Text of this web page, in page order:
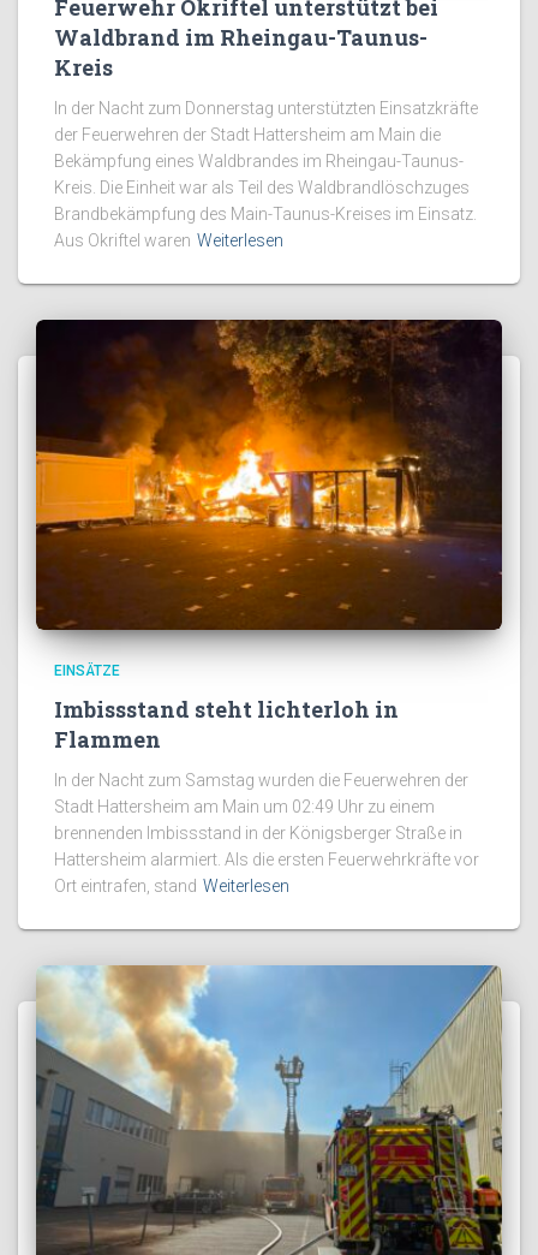
Feuerwehr Okriftel unterstützt bei
Waldbrand im Rheingau-Taunus-
Kreis
In der Nacht zum Donnerstag unterstützten Einsatzkräfte
der Feuerwehren der Stadt Hattersheim am Main die
Bekämpfung eines Waldbrandes im Rheingau-Taunus-
Kreis. Die Einheit war als Teil des Waldbrandlöschzuges
Brandbekämpfung des Main-Taunus-Kreises im Einsatz.
Aus Okriftel waren Weiterlesen
EINSÄTZE
Imbissstand steht lichterloh in
Flammen
In der Nacht zum Samstag wurden die Feuerwehren der
Stadt Hattersheim am Main um 02:49 Uhr zu einem
brennenden Imbissstand in der Königsberger Straße in
Hattersheim alarmiert. Als die ersten Feuerwehrkräfte vor
Ort eintrafen, stand Weiterlesen